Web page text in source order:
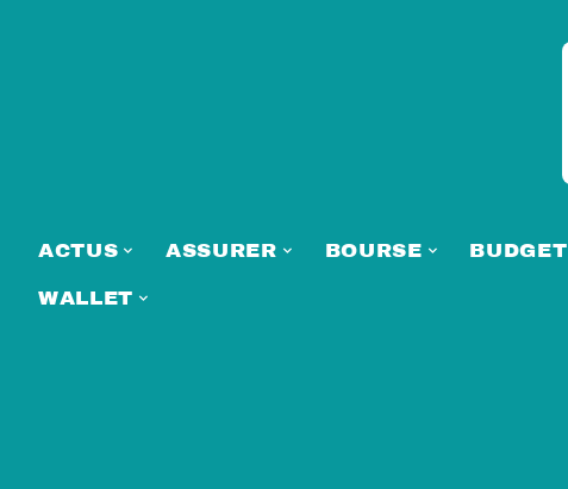
ACTUS ASSURER BOURSE BUDGET
WALLET